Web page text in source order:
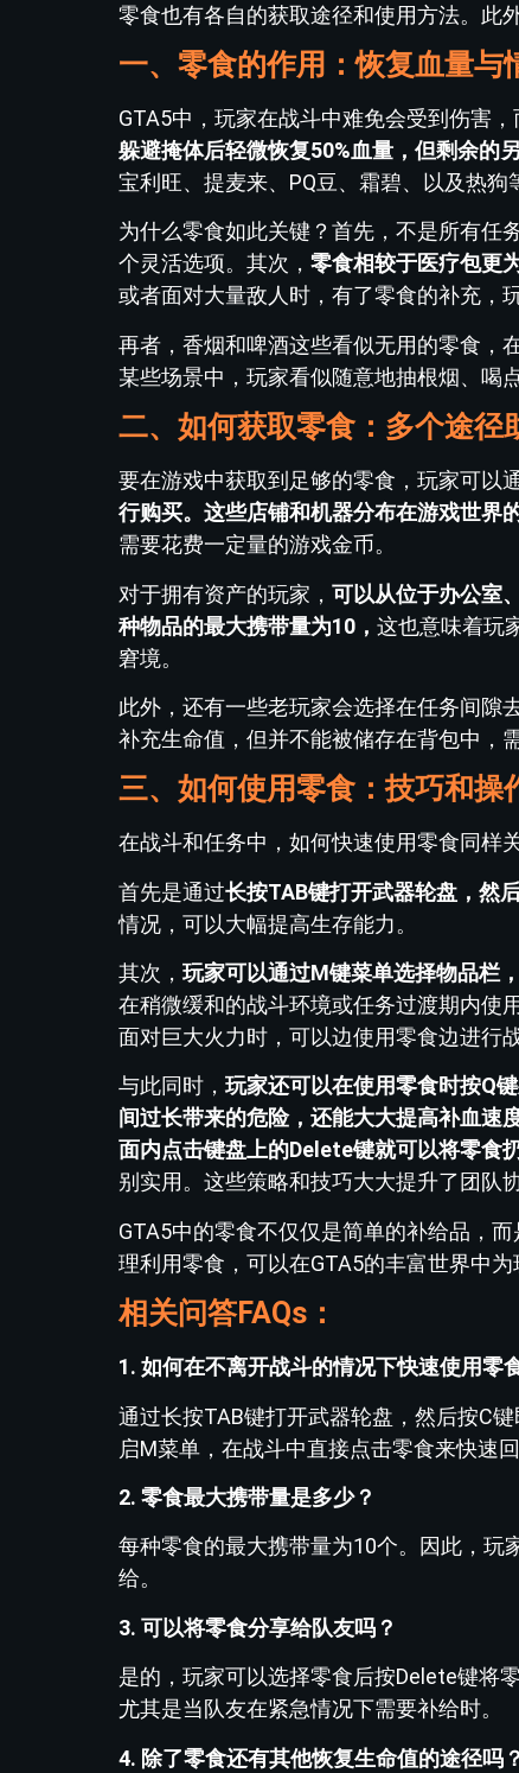
零食也有各自的获取途径和使用方法。此
一、零食的作用：恢复血量与
GTA5中，玩家在战斗中难免会受到伤害
躲避掩体后轻微恢复50%血量，但剩余的
宝利旺、提麦来、PQ豆、霜碧、以及热狗
为什么零食如此关键？首先，不是所有任
个灵活选项。其次， 零食相较于医疗包更
或者面对大量敌人时，有了零食的补充，
再者，香烟和啤酒这些看似无用的零食，
某些场景中，玩家看似随意地抽根烟、喝
二、如何获取零食：多个途径
要在游戏中获取到足够的零食，玩家可以
行购买。这些店铺和机器分布在游戏世界
需要花费一定量的游戏金币。
对于拥有资产的玩家， 可以从位于办公室
种物品的最大携带量为10， 这也意味着玩
窘境。
此外，还有一些老玩家会选择在任务间隙
补充生命值，但并不能被储存在背包中，
三、如何使用零食：技巧和操
在战斗和任务中，如何快速使用零食同样
首先是通过长按TAB键打开武器轮盘，然
情况，可以大幅提高生存能力。
其次， 玩家可以通过M键菜单选择物品栏
在稍微缓和的战斗环境或任务过渡期内使
面对巨大火力时，可以边使用零食边进行
与此同时， 玩家还可以在使用零食时按Q
间过长带来的危险，还能大大提高补血速度
面内点击键盘上的Delete键就可以将零食
别实用。这些策略和技巧大大提升了团队
GTA5中的零食不仅仅是简单的补给品，
理利用零食，可以在GTA5的丰富世界中为
相关问答FAQs：
1. 如何在不离开战斗的情况下快速使用零
通过长按TAB键打开武器轮盘，然后按C
启M菜单，在战斗中直接点击零食来快速回
2. 零食最大携带量是多少？
每种零食的最大携带量为10个。因此，玩
给。
3. 可以将零食分享给队友吗？
是的，玩家可以选择零食后按Delete键将
尤其是当队友在紧急情况下需要补给时。
4. 除了零食还有其他恢复生命值的途径吗？